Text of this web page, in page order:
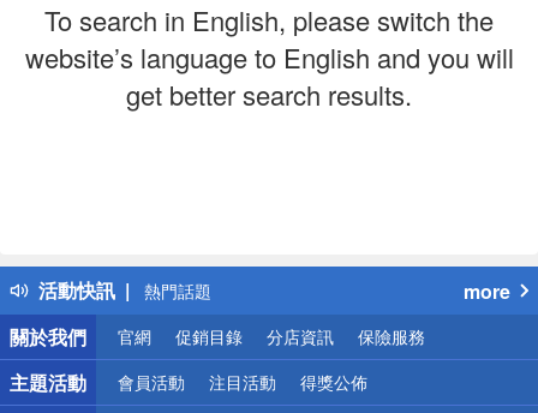
To search in English, please switch the
website’s language to English and you will
get better search results.
活動快訊
得獎公告
熱門話題
銀行優惠
偏遠地區配送
詐騙網頁！請小心！
more
關於我們
官網 促銷目錄 分店資訊 保險服務
主題活動 會員活動 注目活動 得獎公佈